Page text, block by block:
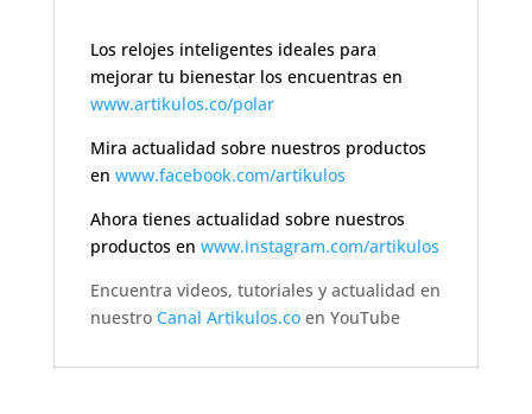
Los relojes inteligentes ideales para
mejorar tu bienestar los encuentras en
www.artikulos.co/polar
Mira actualidad sobre nuestros productos
en www.facebook.com/artikulos
Ahora tienes actualidad sobre nuestros
productos en www.instagram.com/artikulos
Encuentra videos, tutoriales y actualidad en
nuestro Canal Artikulos.coen YouTube